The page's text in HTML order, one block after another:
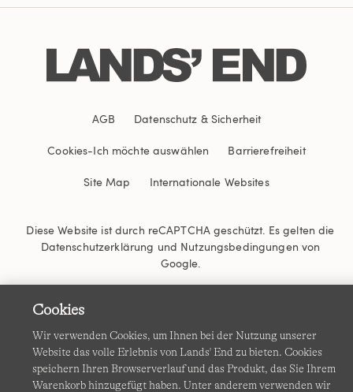
AGB Datenschutz & Sicherheit
Cookies-Ich möchte auswählen Barrierefreiheit
Site Map Internationale Websites
Diese Website ist durch reCAPTCHA geschützt. Es gelten die
Datenschutzerklärung und Nutzungsbedingungen von
Google.
Cookies
Wir verwenden Cookies, um Ihnen bei der Nutzung unserer
Website das volle Erlebnis von Lands' End zu bieten. Cookies
speichern Ihren Browserverlauf und das Produkt, das Sie Ihrem
Warenkorb hinzugefügt haben. Unter anderem verwenden wir